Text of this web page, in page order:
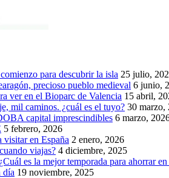
para descubrir la isla 25 julio,
precioso pueblo medieval 6 junio,
ver en el Bioparc de Valencia 15 abril,
mil caminos. ¿cuál es el tuyo? 30 marzo,
capital imprescindibles 6 marzo,
5 febrero, 2026
visitar en España 2 enero, 2026
viajas? 4 diciembre, 2025
es la mejor temporada para ahorrar en
día 19 noviembre, 2025